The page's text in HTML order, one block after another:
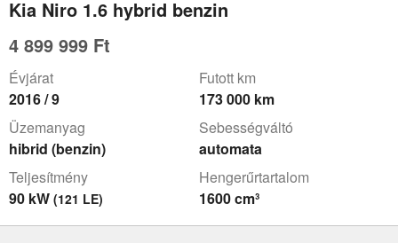
Kia Niro 1.6 hybrid benzin
4 899 999 Ft
Évjárat
2016 / 9
Futott km
173 000 km
Üzemanyag
hibrid (benzin)
Sebességváltó
automata
Teljesítmény
90 kW (121 LE)
Hengerűrtartalom
1600 cm³